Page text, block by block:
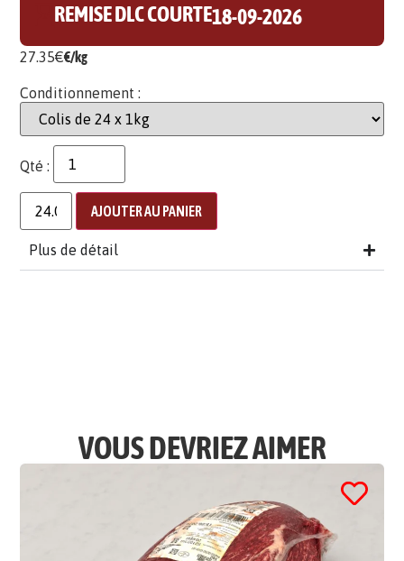
REMISE DLC COURTE18-09-2026
27.35€€/kg
Conditionnement :
Qté :
AJOUTER AU PANIER
Plus de détail
VOUS DEVRIEZ AIMER